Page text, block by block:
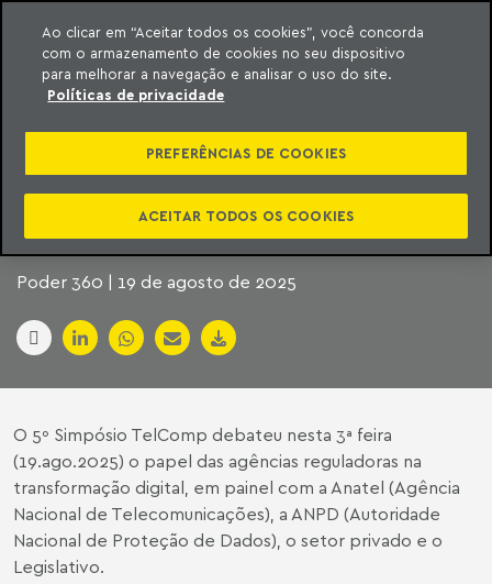
o conteúdo
Machado Meyer
AGÊNCIAS DEFENDEM
COOPERAÇÃO NA
REGULAÇÃO DIGITAL
Poder 360 | 19 de agosto de 2025
O 5º Simpósio TelComp debateu nesta 3ª feira
(19.ago.2025) o papel das agências reguladoras na
transformação digital, em painel com a Anatel (Agência
Nacional de Telecomunicações), a ANPD (Autoridade
Nacional de Proteção de Dados), o setor privado e o
Legislativo.
Ao clicar em “Aceitar todos os cookies”, você concorda
com o armazenamento de cookies no seu dispositivo
para melhorar a navegação e analisar o uso do site.
Políticas de privacidade
PREFERÊNCIAS DE COOKIES
ACEITAR TODOS OS COOKIES